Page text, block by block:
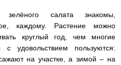
зелёного салата знакомы,
каждому. Растение можно
круглый год, чем многие
с удовольствием пользуются:
на участке, а зимой – на